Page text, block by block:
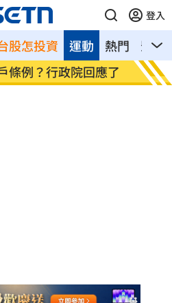
登入
股怎投資 熱門 影音
運動
條例？行政院回應了
群聯7
4500%